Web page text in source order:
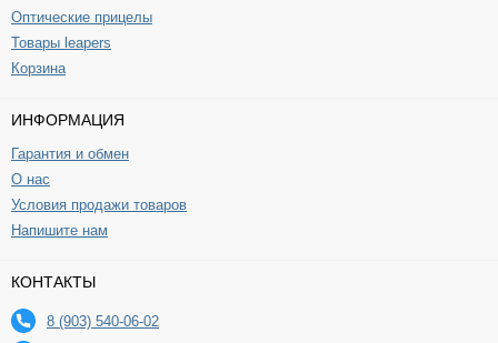
Оптические прицелы
Товары leapers
Корзина
ИНФОРМАЦИЯ
Гарантия и обмен
О нас
Условия продажи товаров
Напишите нам
КОНТАКТЫ
8 (903) 540-06-02